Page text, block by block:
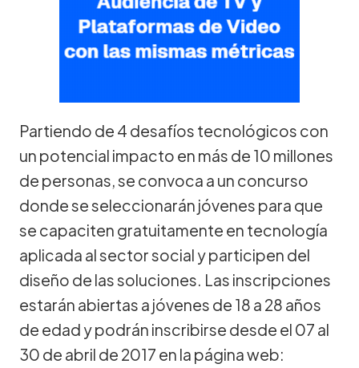
Partiendo de 4 desafíos tecnológicos con
un potencial impacto en más de 10 millones
de personas, se convoca a un concurso
donde se seleccionarán jóvenes para que
se capaciten gratuitamente en tecnología
aplicada al sector social y participen del
diseño de las soluciones. Las inscripciones
estarán abiertas a jóvenes de 18 a 28 años
de edad y podrán inscribirse desde el 07 al
30 de abril de 2017 en la página web: